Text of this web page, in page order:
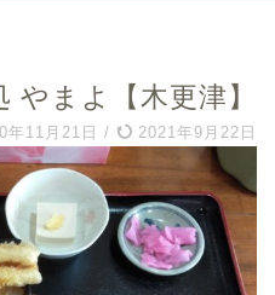
やまよ【木更津】
年11月21日 / 2021年9月22日